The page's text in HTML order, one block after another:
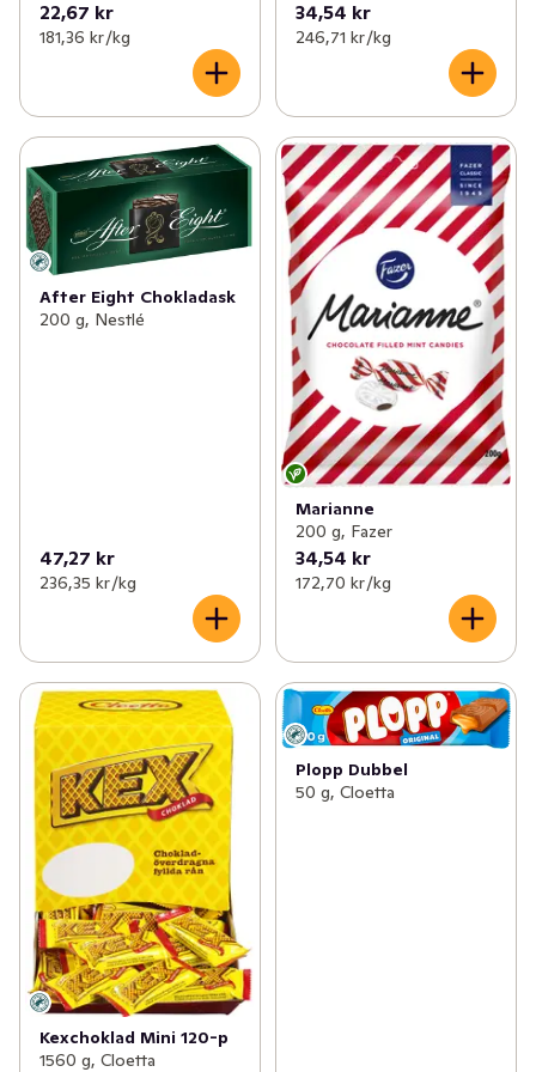
22,67 kr
181,36 kr /kg
34,54 kr
246,71 kr /kg
After Eight Chokladask
200 g, Nestlé
47,27 kr
236,35 kr /kg
Marianne
200 g, Fazer
34,54 kr
172,70 kr /kg
Kexchoklad Mini 120-p
1560 g, Cloetta
Plopp Dubbel
50 g, Cloetta